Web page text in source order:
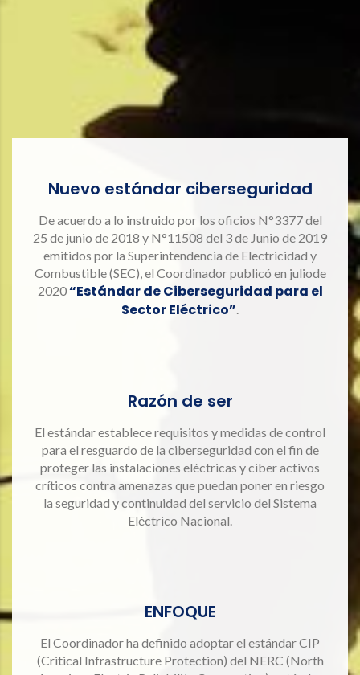
Nuevo estándar ciberseguridad
De acuerdo a lo instruido por los oficios N°3377 del
25 de junio de 2018 y N°11508 del 3 de Junio de 2019
emitidos por la Superintendencia de Electricidad y
Combustible (SEC), el Coordinador publicó en juliode
2020“Estándar de Ciberseguridad para el
Sector Eléctrico”
Razón de ser
El estándar establece requisitos y medidas de control
para el resguardo de la ciberseguridad con el fin de
proteger las instalaciones eléctricas y ciber activos
críticos contra amenazas que puedan poner en riesgo
la seguridad y continuidad del servicio del Sistema
Eléctrico Nacional.
ENFOQUE
El Coordinador ha definido adoptar el estándar CIP
(Critical Infrastructure Protection) del NERC (North